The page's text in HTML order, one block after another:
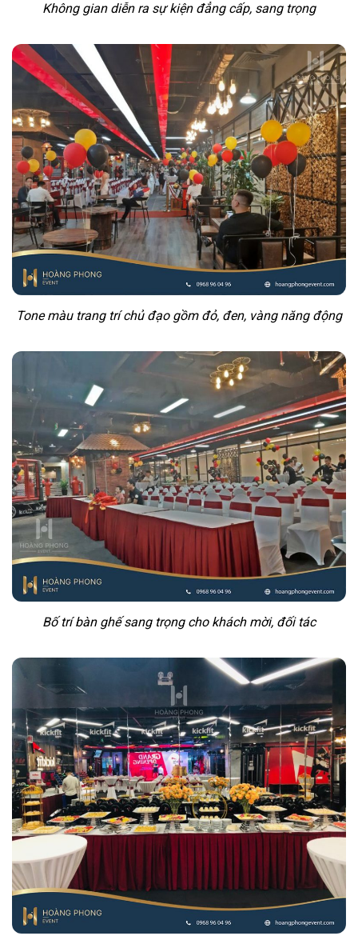
Không gian diễn ra sự kiện đẳng cấp, sang trọng
Tone màu trang trí chủ đạo gồm đỏ, đen, vàng năng động
Bố trí bàn ghế sang trọng cho khách mời, đối tác